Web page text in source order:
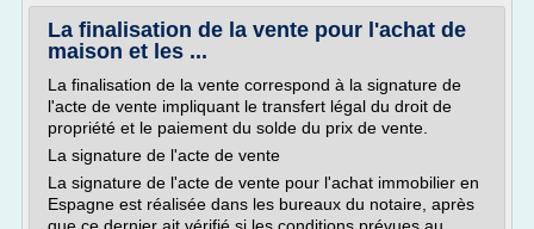
La finalisation de la vente pour l'achat de
maison et les ...
La finalisation de la vente correspond à la signature de
l'acte de vente impliquant le transfert légal du droit de
propriété et le paiement du solde du prix de vente.
La signature de l'acte de vente
La signature de l'acte de vente pour l'achat immobilier en
Espagne est réalisée dans les bureaux du notaire, après